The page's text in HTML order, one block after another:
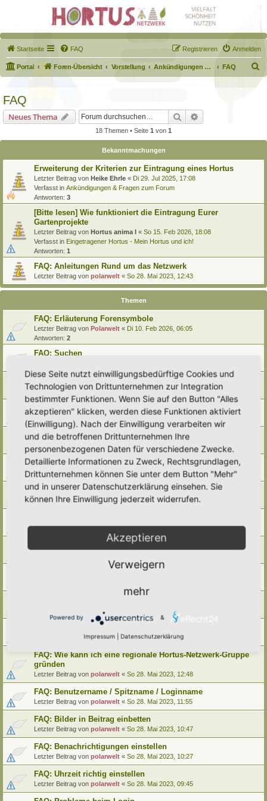
Startseite FAQ Anmelden
Registrieren
Portal Foren-Übersicht Vorstellung Ankündigungen & Fragen zum Forum FAQ
u
FAQ
Neues Thema Suche
18 Themen • Seite 1 von 1
Bekanntmachungen
Erweiterung der Kriterien zur Eintragung eines Hortus
Letzter Beitrag von Heike Ehrle « Di 29. Jul 2025, 17:08
Verfasst in Ankündigungen & Fragen zum Forum
Antworten: 3
[Bitte lesen] Wie funktioniert die Eintragung Eurer
Gartenprojekte
Letzter Beitrag von Hortus anima l « So 15. Feb 2026, 18:08
Verfasst in Eingetragener Hortus - Mein Hortus und ich!
Antworten: 1
FAQ: Anleitungen Rund um das Netzwerk
Letzter Beitrag von polarwelt « So 28. Mai 2023, 12:43
Themen
FAQ: Erläuterung Forensymbole
Letzter Beitrag von Polarwelt « Di 10. Feb 2026, 06:05
Antworten: 2
FAQ: Suchen
FAQ: Entwürfe wiederfinden
Letzter Beitrag von Polarwelt «So 25. Feb 2024, 17:57
FAQ: Direkt zu einem Beitrag springen
Letzter Beitrag von Polarwelt
FAQ: Zum letzten Beitrag springen
Letzter Beitrag von Polarwelt« Mi 21. Jun 2023, 12:36
FAQ: Urheberrecht
Letzter Beitrag vonPolarwelt«Mo 5. Jun 2023, 10:38
FAQ: Karte nach Regionen / Anzeige filtern
Letzter Beitrag vonpolarwelt «Do 1. Jun 2023, 11:05
Letzter Beitrag vonpolarwelt«Do 1. Jun 2023, 10:16
FAQ: Wie kann ich meinen alten Hortus umziehen
FAQ: Wie kann ich meine alte Lebensinsel umziehen
Mo 29. Mai 2023, 10:33
FAQ: Profil ändern / Hortus-Namen hinterlegen
Letzter Beitrag vonpolarwelt «Mo 29. Mai 2023, 08:03
FAQ: Wie kann ich eine regionale Hortus-Netzwerk-Gruppe
gründen
Letzter Beitrag von polarwelt « So 28. Mai 2023, 12:48
FAQ: Benutzername / Spitzname / Loginname
Letzter Beitrag von polarwelt « So 28. Mai 2023, 11:55
FAQ: Bilder in Beitrag einbetten
Letzter Beitrag von polarwelt « So 28. Mai 2023, 10:47
FAQ: Benachrichtigungen einstellen
Letzter Beitrag von polarwelt « So 28. Mai 2023, 10:27
FAQ: Uhrzeit richtig einstellen
Letzter Beitrag von polarwelt « So 28. Mai 2023, 09:45
Diese Seite nutzt einwilligungsbedürftige Cookies und
Technologien von Drittunternehmen zur Integration
bestimmter Funktionen. Wenn Sie auf den Button "Alles
akzeptieren" klicken, werden diese Funktionen aktiviert
(Einwilligung). Nach der Einwilligung verarbeiten wir
und die betroffenen Drittunternehmen Ihre
personenbezogenen Daten für verschiedene Zwecke.
Detaillierte Informationen zu Zweck, Rechtsgrundlagen,
Drittunternehmen können Sie unter dem Button "Mehr"
und in unserer Datenschutzerklärung einsehen. Sie
können Ihre Einwilligung jederzeit widerrufen.
Akzeptieren
Verweigern
mehr
Powered by &
Impressum Datenschutzerklärung